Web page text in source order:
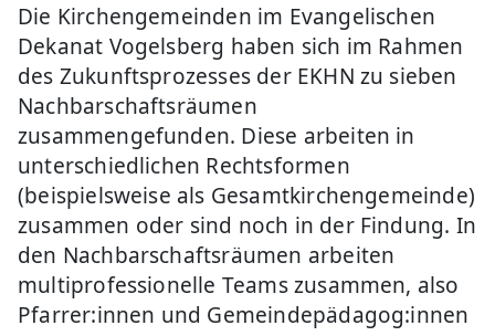
Die Kirchengemeinden im Evangelischen
Dekanat Vogelsberg haben sich im Rahmen
des Zukunftsprozesses der EKHN zu sieben
Nachbarschaftsräumen
zusammengefunden. Diese arbeiten in
unterschiedlichen Rechtsformen
(beispielsweise als Gesamtkirchengemeinde)
zusammen oder sind noch in der Findung. In
den Nachbarschaftsräumen arbeiten
multiprofessionelle Teams zusammen, also
Pfarrer:innen und Gemeindepädagog:innen